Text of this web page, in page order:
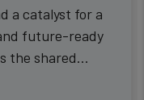
a catalyst for a
future-ready
the shared…